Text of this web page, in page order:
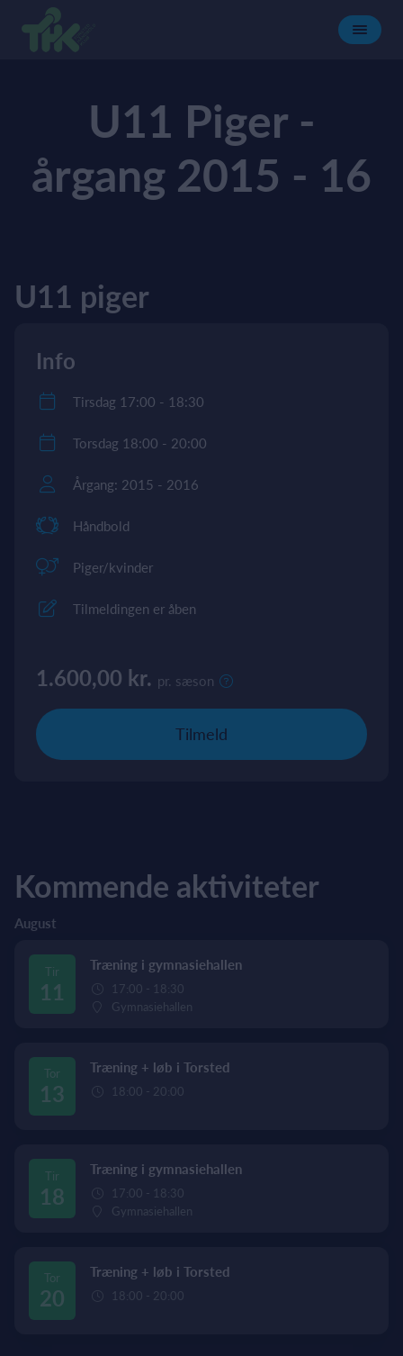
U11 Piger -
årgang 2015 - 16
U11 piger
Info
Tirsdag 17:00 - 18:30
Torsdag 18:00 - 20:00
Årgang: 2015 - 2016
Håndbold
Piger/kvinder
Tilmeldingen er åben
1.600,00 kr. pr. sæson
Tilmeld
Kommende aktiviteter
August
Tir
11
Træning i gymnasiehallen
17:00 - 18:30
Gymnasiehallen
Tor
13
Træning + løb i Torsted
18:00 - 20:00
Tir
18
Træning i gymnasiehallen
17:00 - 18:30
Gymnasiehallen
Tor
20
Træning + løb i Torsted
18:00 - 20:00